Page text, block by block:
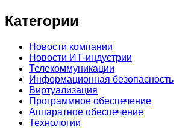
Категории
Новости компании
Новости ИТ-индустрии
Телекоммуникации
Информационная безопасность
Виртуализация
Программное обеспечение
Аппаратное обеспечение
Технологии